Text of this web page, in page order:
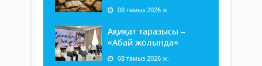
08 тамыз 2026 ж.
Ақиқат таразысы –
«Абай жолында»
08 тамыз 2026 ж.